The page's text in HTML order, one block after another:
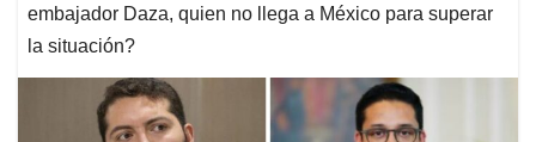
embajador Daza, quien no llega a México para superar
la situación?